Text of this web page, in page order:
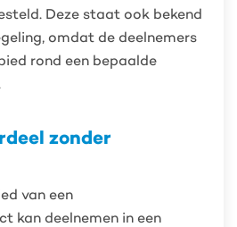
Deze staat ook bekend
omdat de deelnemers
rond een bepaalde
zonder
van een
kan deelnemen in een